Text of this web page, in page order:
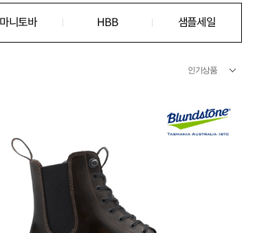
마니토바 HBB 샘플세일